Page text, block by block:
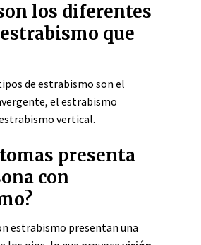
los diferentes
que
de estrabismo son el
el estrabismo
vertical.
presenta
con
estrabismo presentan una